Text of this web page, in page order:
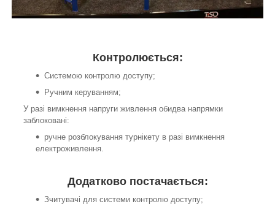
Контролюється:
Системою контролю доступу;
Ручним керуванням;
У разі вимкнення напруги живлення обидва напрямки
заблоковані:
ручне розблокування турнікету в разі вимкнення
електроживлення.
Додатково постачається:
Зчитувачі для системи контролю доступу;